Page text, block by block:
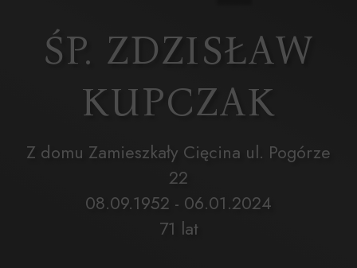
ŚP. ZDZISŁAW
KUPCZAK
Z domu Zamieszkały Cięcina ul. Pogórze
22
08.09.1952 - 06.01.2024
71 lat